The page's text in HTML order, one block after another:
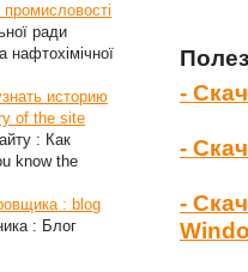
промисловості
ради
нафтохімічної
историю
of the site
: Как
know the
: blog
: Блог
-
-
-